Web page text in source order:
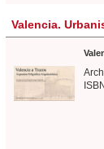
Valencia.